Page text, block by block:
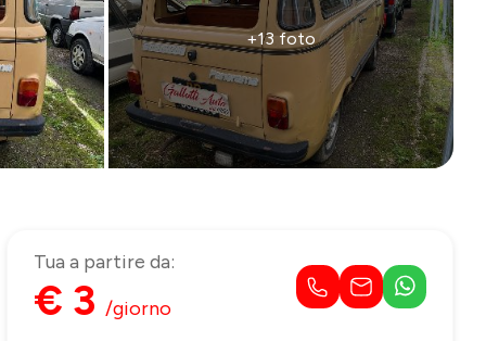
+13 foto
Tua a partire da:
€ 3 /giorno